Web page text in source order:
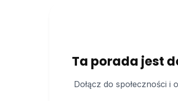
Ta porada jest
Dołącz do społeczności